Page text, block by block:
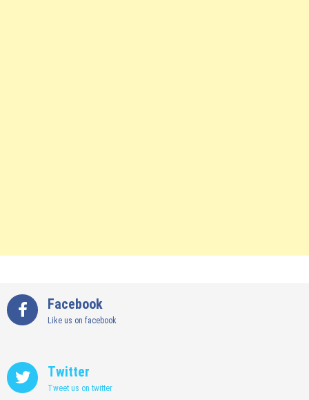
Facebook
Like us on facebook
Twitter
Tweet us on twitter